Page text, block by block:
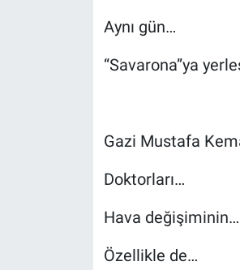
Aynı gün…
“Savarona”ya
Gazi Mustafa
Doktorları…
Hava değişiminin…
Özellikle de…